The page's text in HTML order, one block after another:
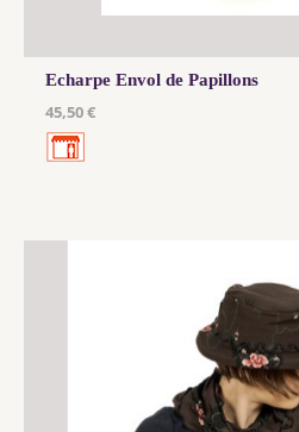
Echarpe Envol de Papillons
45,50 €